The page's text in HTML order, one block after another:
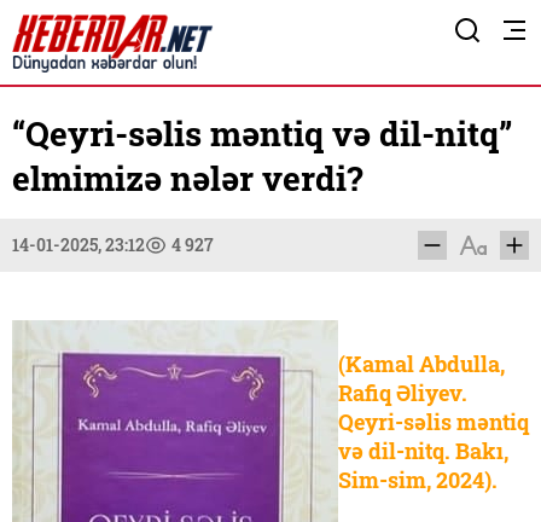
“Qeyri-səlis məntiq və dil-nitq”
elmimizə nələr verdi?
14-01-2025, 23:12 4 927
(Kamal Abdulla,
Rafiq Əliyev.
Qeyri-səlis məntiq
və dil-nitq. Bakı,
Sim-sim, 2024).